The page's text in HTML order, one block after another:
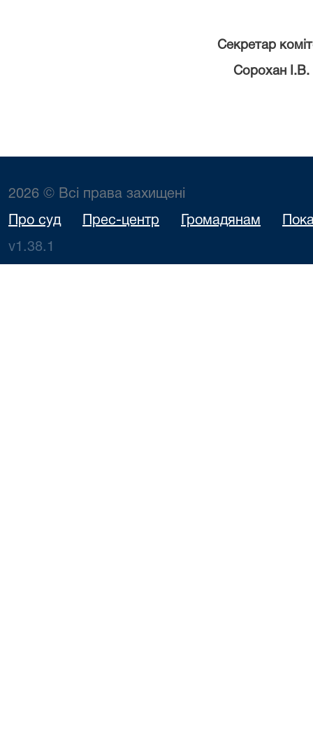
Секретар комітету
Сорохан І.В.
2026 © Всі права захищені
Про суд Прес-центр Громадянам
v1.38.1